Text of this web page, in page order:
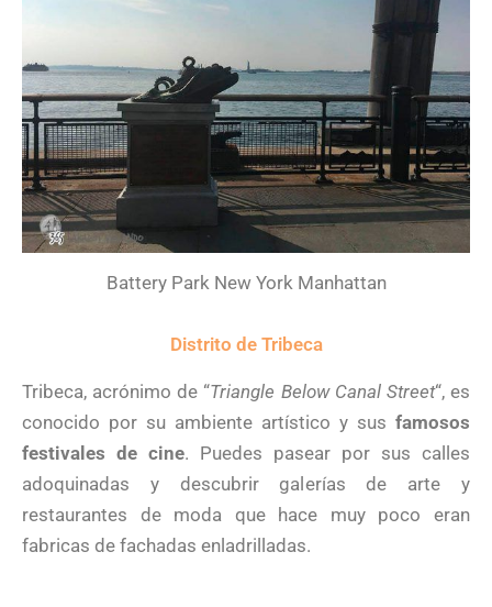
Battery Park New York Manhattan
Distrito de Tribeca
Tribeca, acrónimo de “Triangle Below Canal Street“, es
conocido por su ambiente artístico y sus famosos
festivales de cine. Puedes pasear por sus calles
adoquinadas y descubrir galerías de arte y
restaurantes de moda que hace muy poco eran
fabricas de fachadas enladrilladas.